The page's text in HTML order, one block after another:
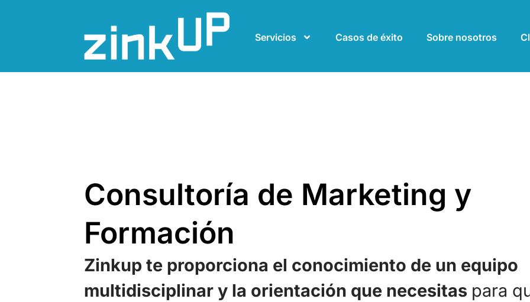
Servicios Casos de éxito Sobre nosotros
Consultoría de Marketing y
Formación
Zinkup te proporciona el conocimiento de un equipo
multidisciplinar y la orientación que necesitas para